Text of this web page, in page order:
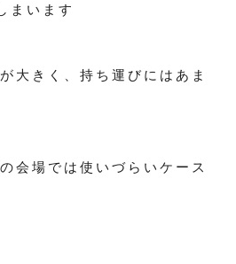
まいます
大きく、持ち運びにはあま
会場では使いづらいケース